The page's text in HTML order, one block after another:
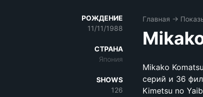
РОЖДЕНИЕ
11/11/1988
СТРАНА
Япония
SHOWS
126
Главная →
Mikako
серий и 36
Kimetsu no